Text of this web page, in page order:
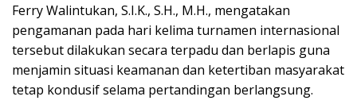
Ferry Walintukan, S.I.K., S.H., M.H., mengatakan
pengamanan pada hari kelima turnamen internasional
tersebut dilakukan secara terpadu dan berlapis guna
menjamin situasi keamanan dan ketertiban masyarakat
tetap kondusif selama pertandingan berlangsung.